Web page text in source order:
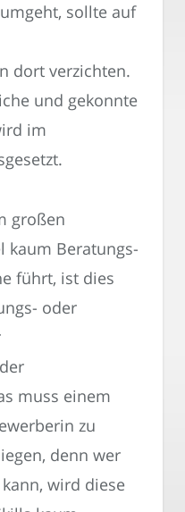
sollte auf
dort verzichten.
und gekonnte
im
großen
kaum Beratungs-
führt, ist dies
oder
muss einem
zu
denn wer
wird diese